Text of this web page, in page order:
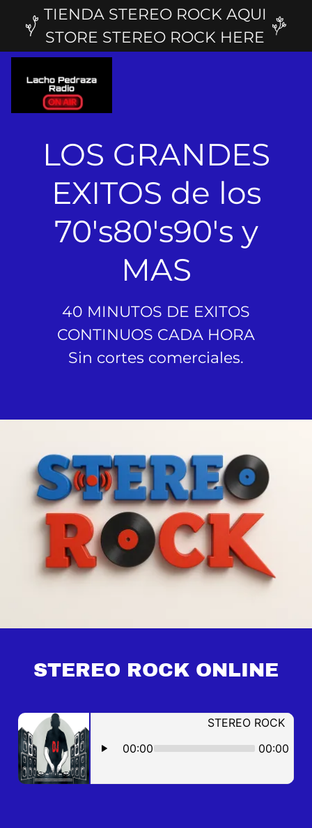
TIENDA STEREO ROCK AQUI
STORE STEREO ROCK HERE
LOS GRANDES
EXITOS de los
70's80's90's y
MAS
40 MINUTOS DE EXITOS
CONTINUOS CADA HORA
Sin cortes comerciales.
STEREO ROCK ONLINE